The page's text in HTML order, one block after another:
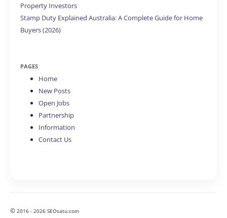
Property Investors
Stamp Duty Explained Australia: A Complete Guide for Home
Buyers (2026)
PAGES
Home
New Posts
Open Jobs
Partnership
Information
Contact Us
© 2016 - 2026 SEOsatu.com